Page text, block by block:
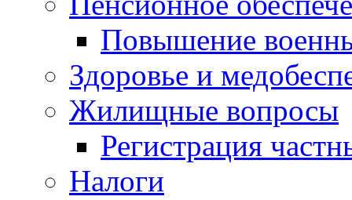
Повышение
Здоровье и
Жилищные вопросы
Регистрация
Налоги